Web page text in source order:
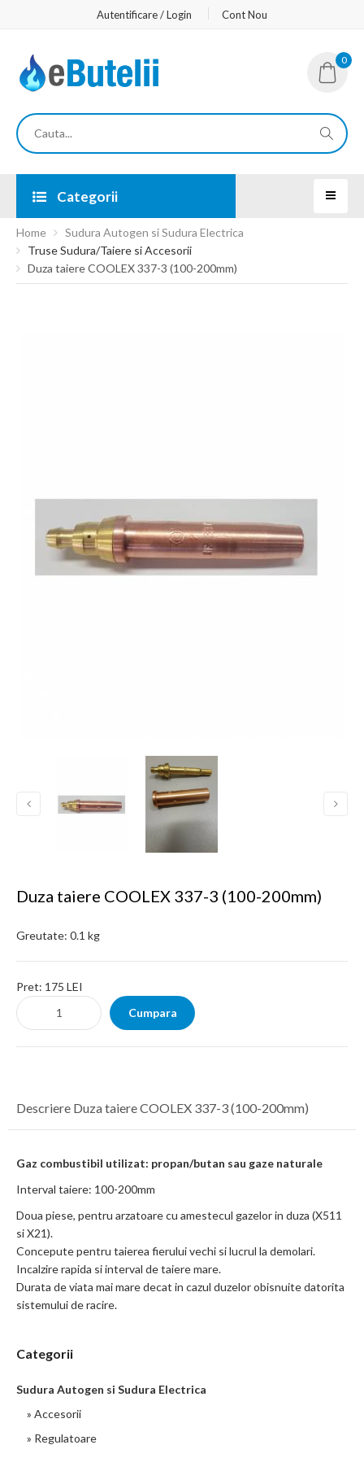
Autentificare / Login Cont Nou
0
Categorii
Home
Sudura Autogen si Sudura Electrica
Truse Sudura/Taiere si Accesorii
Duza taiere COOLEX 337-3 (100-200mm)
Duza taiere COOLEX 337-3 (100-200mm)
Greutate: 0.1 kg
Pret: 175 LEI
Descriere Duza taiere COOLEX 337-3 (100-200mm)
Gaz combustibil utilizat: propan/butan sau gaze naturale
Interval taiere: 100-200mm
Doua piese, pentru arzatoare cu amestecul gazelor in duza (X511
si X21).
Concepute pentru taierea fierului vechi si lucrul la demolari.
Incalzire rapida si interval de taiere mare.
Durata de viata mai mare decat in cazul duzelor obisnuite datorita
sistemului de racire.
Categorii
Sudura Autogen si Sudura Electrica
» Accesorii
» Regulatoare